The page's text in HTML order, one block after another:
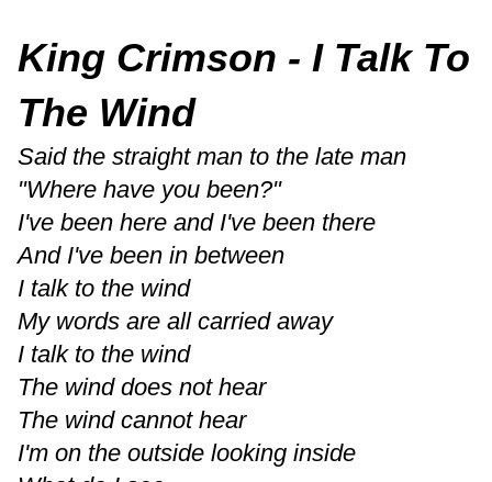
King Crimson - I Talk To
The Wind
Said the straight man to the late man
"Where have you been?"
I've been here and I've been there
And I've been in between
I talk to the wind
My words are all carried away
I talk to the wind
The wind does not hear
The wind cannot hear
I'm on the outside looking inside